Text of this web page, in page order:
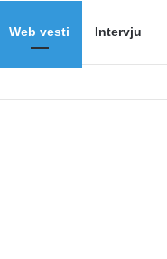
Web vesti Intervju